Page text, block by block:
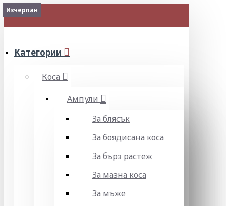
МЕНЮ
Категории
Коса
Ампули
За блясък
За боядисана коса
За бърз растеж
За мазна коса
За мъже
Изчерпан
Изчерпан